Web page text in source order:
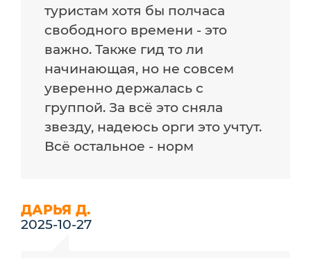
туристам хотя бы полчаса
свободного времени - это
важно. Также гид то ли
начинающая, но не совсем
уверенно держалась с
группой. За всё это сняла
звезду, надеюсь орги это учтут.
Всё остальное - норм
ДАРЬЯ Д.
2025-10-27